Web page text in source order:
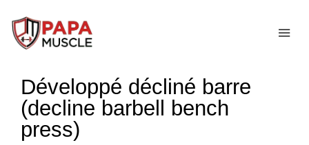
passer
principalDéveloppé décliné barre
(decline barbell bench
press)